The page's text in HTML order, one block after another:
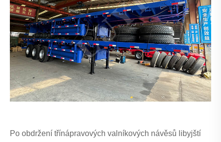
Po obdržení třínápravových valníkových návěsů libyjští